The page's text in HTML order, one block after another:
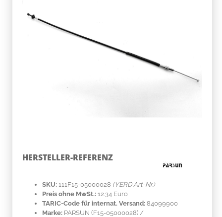
HERSTELLER-REFERENZ
SKU: 111F15-05000028 (YERD Art-Nr.)
Preis ohne MwSt.: 12.34 Euro
TARIC-Code für internat. Versand: 84099900
Marke: PARSUN (F15-05000028) /